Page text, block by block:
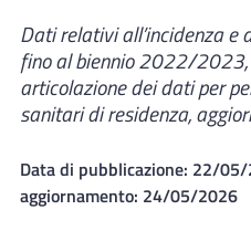
Dati relativi all’incidenza
fino al biennio 2022/
articolazione dei dati per
sanitari di residenza,
Data di pubblicazione: 22/05/
aggiornamento: 24/05/2026